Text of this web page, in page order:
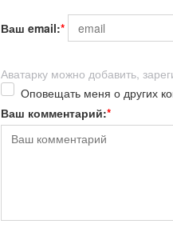
Ваш email:
Аватарку можно добавить,
Оповещать меня о других
Ваш комментарий: